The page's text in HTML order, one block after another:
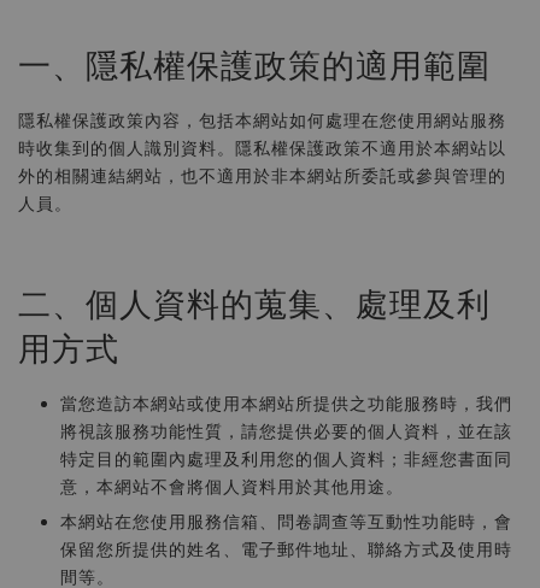
一、隱私權保護政策的適用範圍
隱私權保護政策內容，包括本網站如何處理在您使用網站服務
時收集到的個人識別資料。隱私權保護政策不適用於本網站以
外的相關連結網站，也不適用於非本網站所委託或參與管理的
人員。
二、個人資料的蒐集、處理及利
用方式
當您造訪本網站或使用本網站所提供之功能服務時，我們
將視該服務功能性質，請您提供必要的個人資料，並在該
特定目的範圍內處理及利用您的個人資料；非經您書面同
意，本網站不會將個人資料用於其他用途。
本網站在您使用服務信箱、問卷調查等互動性功能時，會
保留您所提供的姓名、電子郵件地址、聯絡方式及使用時
間等。